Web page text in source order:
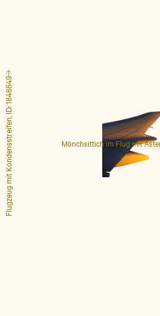
Mönchsittich im Flug mit
Flugzeug mit Kondensstreifen, ID: 1848649